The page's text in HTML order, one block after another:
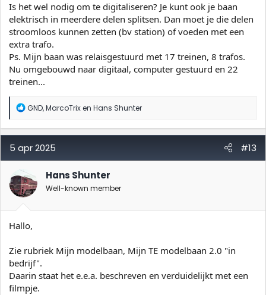
Is het wel nodig om te digitaliseren? Je kunt ook je baan
elektrisch in meerdere delen splitsen. Dan moet je die delen
stroomloos kunnen zetten (bv station) of voeden met een
extra trafo.
Ps. Mijn baan was relaisgestuurd met 17 treinen, 8 trafos.
Nu omgebouwd naar digitaal, computer gestuurd en 22
treinen...
W
a
r
d
e
r
i
n
g
n
GND,MarcoTrixen Hans Shunter
5 apr 2025 #13
Hans Shunter
Well-known member
Hallo,
Zie rubriek Mijn modelbaan, Mijn TE modelbaan 2.0 "in
bedrijf".
Daarin staat het e.e.a. beschreven en verduidelijkt met een
filmpje.